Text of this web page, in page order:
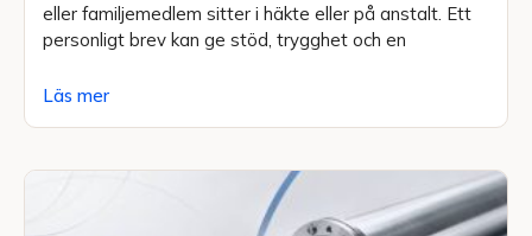
eller familjemedlem sitter i häkte eller på anstalt. Ett
personligt brev kan ge stöd, trygghet och en
Läs mer